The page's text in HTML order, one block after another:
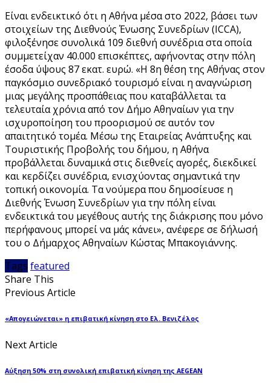
Είναι ενδεικτικό ότι η Αθήνα μέσα στο 2022, βάσει των
στοιχείων της Διεθνούς Ένωσης Συνεδρίων (ICCA),
φιλοξένησε συνολικά 109 διεθνή συνέδρια στα οποία
συμμετείχαν 40.000 επισκέπτες, αφήνοντας στην πόλη
έσοδα ύψους 87 εκατ. ευρώ. «Η 8η θέση της Αθήνας στον
παγκόσμιο συνεδριακό τουρισμό είναι η αναγνώριση
μιας μεγάλης προσπάθειας που καταβάλλεται τα
τελευταία χρόνια από τον Δήμο Αθηναίων για την
ισχυροποίηση του προορισμού σε αυτόν τον
απαιτητικό τομέα. Μέσω της Εταιρείας Ανάπτυξης και
Τουριστικής Προβολής του δήμου, η Αθήνα
προβάλλεται δυναμικά στις διεθνείς αγορές, διεκδικεί
και κερδίζει συνέδρια, ενισχύοντας σημαντικά την
τοπική οικονομία. Τα νούμερα που δημοσίευσε η
Διεθνής Ένωση Συνεδρίων για την πόλη είναι
ενδεικτικά του μεγέθους αυτής της διάκρισης που μόνο
περήφανους μπορεί να μάς κάνει», ανέφερε σε δήλωσή
του ο Δήμαρχος Αθηναίων Κώστας Μπακογιάννης.
Tags featured
Share This
Previous Article
«Απογειώνεται» η επιβατική κίνηση στο Ελ. Βενιζέλος
Next Article
Αύξηση 50% στη συνολική επιβατική κίνηση της AEGEAN